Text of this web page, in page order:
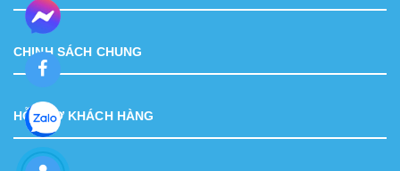
CHINH SÁCH CHUNG
HỖ TRỢ KHÁCH HÀNG